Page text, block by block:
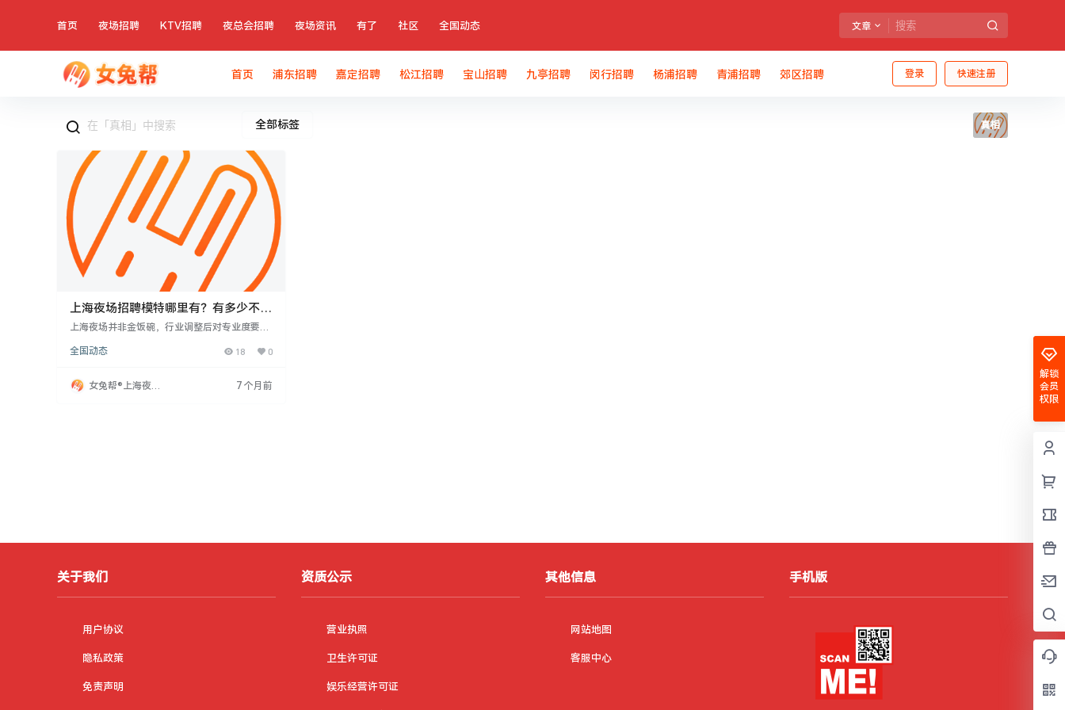
首页 夜场招聘 KTV招聘 夜总会招聘 夜场资讯 有了 社区 全国动态 文章
登录 快速注册
首页 浦东招聘 嘉定招聘 松江招聘 宝山招聘 九亭招聘 闵行招聘 杨浦招聘 青浦招聘 郊区招聘
全部标签 真相
上海夜场招聘模特哪里有？有多少不为
人知的真相
上海夜场并非金饭碗，行业调整后对专业度要求
累经验，从基础服务做起，高薪需稳定客源和抓
心态至关重要，需认真对待而非游戏心态。夜场
讲求人情世故和察言观色，实力和经验是长久发
全国动态 18 0
女兔帮®上海夜场
7 个月前
解锁
会员
权限
关于我们
用户协议
隐私政策
免责声明
资质公示
营业执照
卫生许可证
娱乐经营许可证
其他信息
网站地图
客服中心
手机版